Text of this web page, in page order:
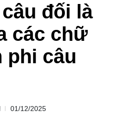
đối là
các chữ
phi câu
01/12/2025